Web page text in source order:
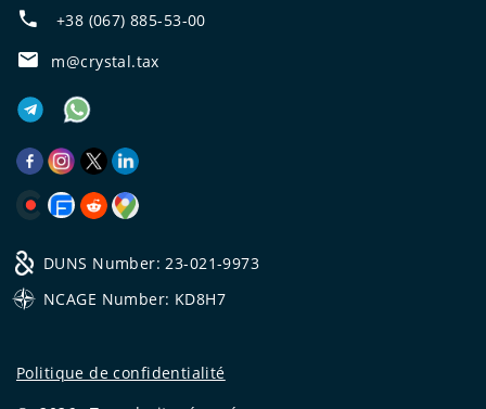
+38 (067) 885-53-00
m@crystal.tax
DUNS Number: 23-021-9973
NCAGE Number: KD8H7
Politique de confidentialité